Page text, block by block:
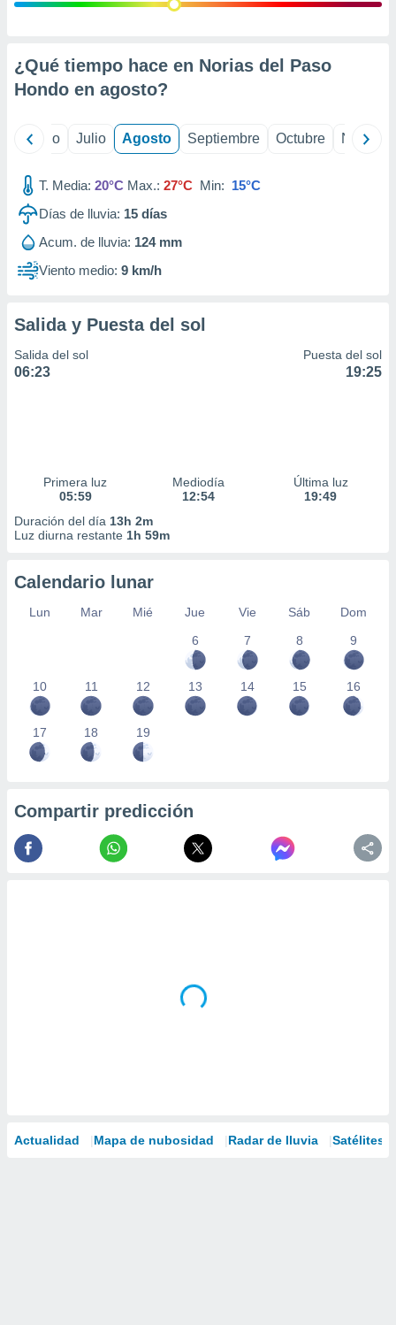
e
mediante
publicidad
de
1199
¿Qué tiempo hace en Norias del Paso
Hondo en agosto?
Junio Julio Agosto Septiembre Octubre
T. Media: 20°C Max.: 27°C Min: 15°C
Días de lluvia: 15 días
Acum. de lluvia: 124 mm
Viento medio: 9 km/h
Salida y Puesta del sol
Salida del sol
06:23
Puesta del sol
19:25
Primera luz
05:59
Mediodía
12:54
Última luz
19:49
Duración del día 13h 2m
Luz diurna restante 1h 59m
Calendario lunar
Lun Mar Mié Jue Vie Sáb
Dom
6
7 8 9
10 11 12 13 14 15 16
17 18 19
Compartir predicción
Actualidad Mapa de nubosidad Radar de lluvia Satélites